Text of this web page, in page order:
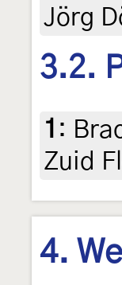
Jörg
3.2.
1 :
Zuid
4.